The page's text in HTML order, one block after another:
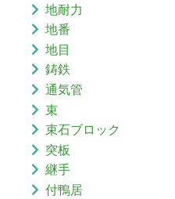
地耐力
地番
地目
鋳鉄
通気管
束
束石ブロック
突板
継手
付鴨居